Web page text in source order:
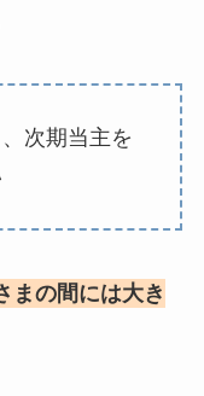
次期当主を
まの間には大き